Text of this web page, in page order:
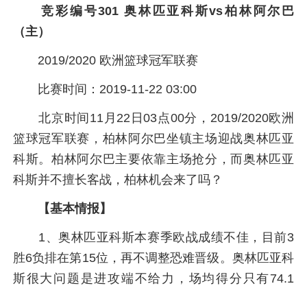
竞彩编号301 奥林匹亚科斯vs柏林阿尔巴
（主）
2019/2020 欧洲篮球冠军联赛
比赛时间：2019-11-22 03:00
北京时间11月22日03点00分，2019/2020欧洲
篮球冠军联赛，柏林阿尔巴坐镇主场迎战奥林匹亚
科斯。柏林阿尔巴主要依靠主场抢分，而奥林匹亚
科斯并不擅长客战，柏林机会来了吗？
【基本情报】
1、奥林匹亚科斯本赛季欧战成绩不佳，目前3
胜6负排在第15位，再不调整恐难晋级。奥林匹亚科
斯很大问题是进攻端不给力，场均得分只有74.1